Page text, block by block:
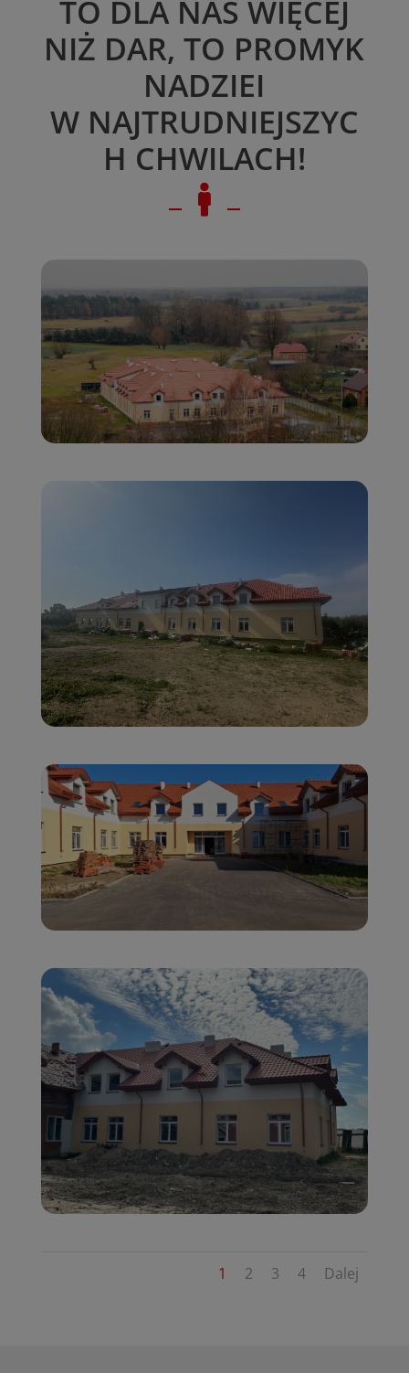
TO DLA NAS WIĘCEJ
NIŻ DAR, TO PROMYK
NADZIEI
W NAJTRUDNIEJSZYC
H CHWILACH!

1 2 3 4 Dalej